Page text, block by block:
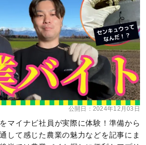
公開日： 2024年12月03日
マイナビ社員が実際に体験！準備から
して感じた農業の魅力などを記事にま